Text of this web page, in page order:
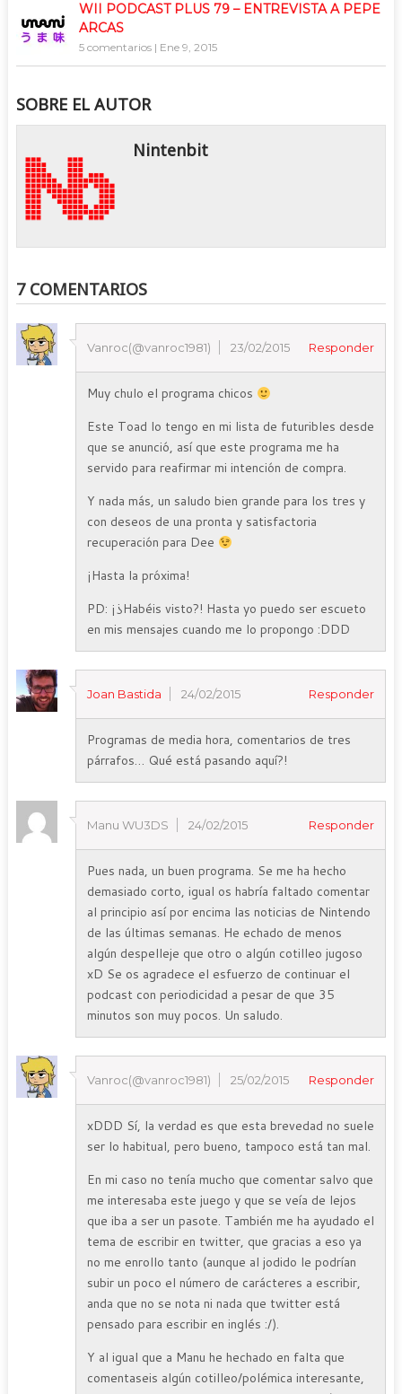
WII PODCAST PLUS 79 – ENTREVISTA A PEPE
ARCAS
5 comentarios| Ene 9, 2015
SOBRE EL AUTOR
Nintenbit
7 COMENTARIOS
Vanroc(@vanroc1981) 23/02/2015 Responder
Muy chulo el programa chicos
Este Toad lo tengo en mi lista de futuribles desde
que se anunció, así que este programa me ha
servido para reafirmar mi intención de compra.
Y nada más, un saludo bien grande para los tres y
con deseos de una pronta y satisfactoria
recuperación para Dee
¡Hasta la próxima!
PD: ¡¿Habéis visto?! Hasta yo puedo ser escueto
en mis mensajes cuando me lo propongo :DDD
Joan Bastida 24/02/2015 Responder
Programas de media hora, comentarios de tres
párrafos… Qué está pasando aquí?!
Manu WU3DS 24/02/2015 Responder
Pues nada, un buen programa. Se me ha hecho
demasiado corto, igual os habría faltado comentar
al principio así por encima las noticias de Nintendo
de las últimas semanas. He echado de menos
algún despelleje que otro o algún cotilleo jugoso
xD Se os agradece el esfuerzo de continuar el
podcast con periodicidad a pesar de que 35
minutos son muy pocos. Un saludo.
Vanroc(@vanroc1981) 25/02/2015 Responder
xDDD Sí, la verdad es que esta brevedad no suele
ser lo habitual, pero bueno, tampoco está tan mal.
En mi caso no tenía mucho que comentar salvo que
me interesaba este juego y que se veía de lejos
que iba a ser un pasote. También me ha ayudado el
tema de escribir en twitter, que gracias a eso ya
no me enrollo tanto (aunque al jodido le podrían
subir un poco el número de carácteres a escribir,
anda que no se nota ni nada que twitter está
pensado para escribir en inglés :/).
Y al igual que a Manu he hechado en falta que
comentaseis algún cotilleo/polémica interesante,